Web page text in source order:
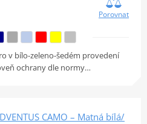
Porovnat
v bílo-zeleno-šedém provedení
ochrany dle normy…
CAMO – Matná bílá/